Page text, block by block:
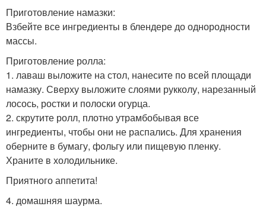
Приготовление намазки:
Взбейте все ингредиенты в блендере до однородности
массы.
Приготовление ролла:
1. лаваш выложите на стол, нанесите по всей площади
намазку. Сверху выложите слоями рукколу, нарезанный
лосось, ростки и полоски огурца.
2. скрутите ролл, плотно утрамбобывая все
ингредиенты, чтобы они не распались. Для хранения
оберните в бумагу, фольгу или пищевую пленку.
Храните в холодильнике.
Приятного аппетита!
4. домашняя шаурма.